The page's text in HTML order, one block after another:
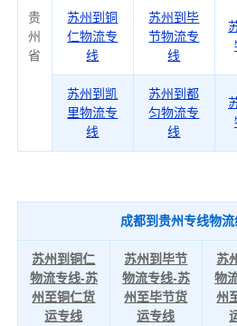
贵
州
省
苏州到铜
仁物流专
线
苏州到毕
节物流专
线
苏州到凯
里物流专
线
苏州到都
匀物流专
线
成都到贵州专线物
苏州到铜仁
物流专线-苏
州至铜仁货
运专线
苏州到毕节
物流专线-苏
州至毕节货
运专线
苏
物
州